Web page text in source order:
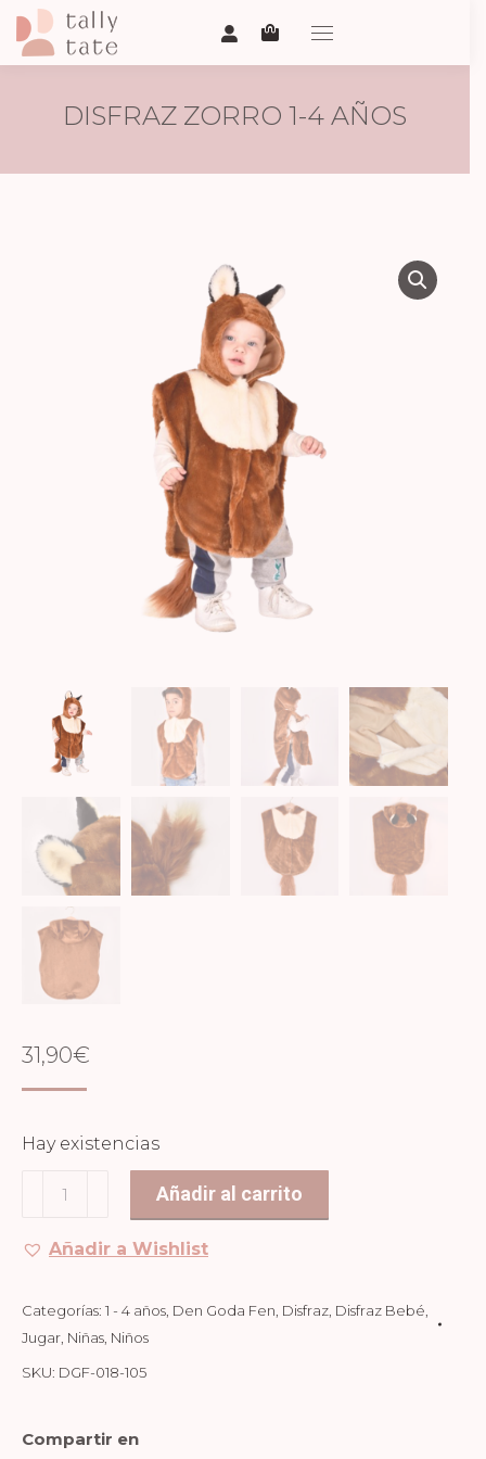
DISFRAZ ZORRO 1-4 AÑOS
31,90€
Hay existencias
DISFRAZ
1-
AÑOS
cantidad
Añadir al carrito
Añadir a Wishlist
Categorías: 1 - 4 años, Den Goda Fen, Disfraz, Disfraz Bebé,
Jugar, Niñas, Niños
SKU: DGF-018-105
Compartir en